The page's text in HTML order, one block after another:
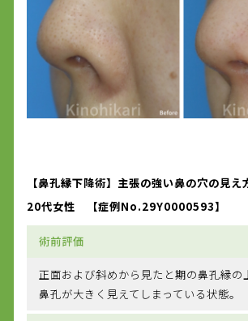
【鼻孔縁下降術】主張の強い鼻の穴の見
20代女性 【症例No.29Y0000593】
術前評価
正面および斜めから見たと期の鼻孔縁の
鼻孔が大きく見えてしまっている状態。